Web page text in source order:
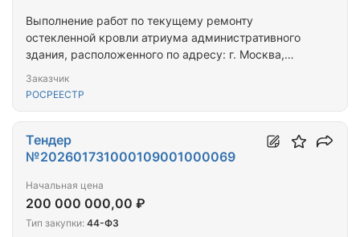
Выполнение работ по текущему ремонту
остекленной кровли атриума административного
здания, расположенного по адресу: г. Москва,
Заказчик
РОСРЕЕСТР
Тендер
№202601731000109001000069
Начальная цена
200 000 000,00 ₽
Тип закупки: 44-ФЗ